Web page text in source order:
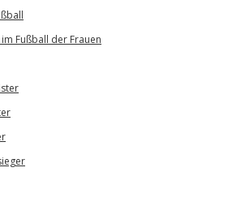
Fußball der Frauen